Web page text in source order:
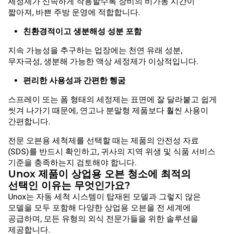
짧아져, 바쁜 주방 운영에 적합합니다.
친환경적이고 생분해성 성분 포함
지속 가능성을 추구하는 업장에는 천연 유래 성분,
무자극성, 생분해 가능한 액상 세정제가 이상적입니다.
편리한 사용성과 간편한 헹굼
스프레이 또는 폼 형태의 세정제는 표면에 잘 달라붙고 쉽게
씻겨 나가기 때문에, 연고나 분말형 제품보다 훨씬 사용이
간편합니다.
전문 오븐용 세척제를 선택할 때는 제품의 안전성 자료
(SDS)를 반드시 확인하고, 귀사의 지역 위생 및 식품 서비스
기준을 충족하는지 검토해야 합니다.
Unox 제품이 상업용 오븐 청소에 최적의
선택인 이유는 무엇인가요?
Unox는 자동 세척 시스템이 탑재된 모델과 그렇지 않은
모델을 모두 포함해 다양한 상업용 오븐을 전 세계에
공급하며, 모든 유형의 외식 전문가들을 위한 솔루션을
제공합니다.